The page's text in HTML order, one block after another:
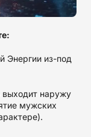
Энергии из-под
выходит наружу
мужских